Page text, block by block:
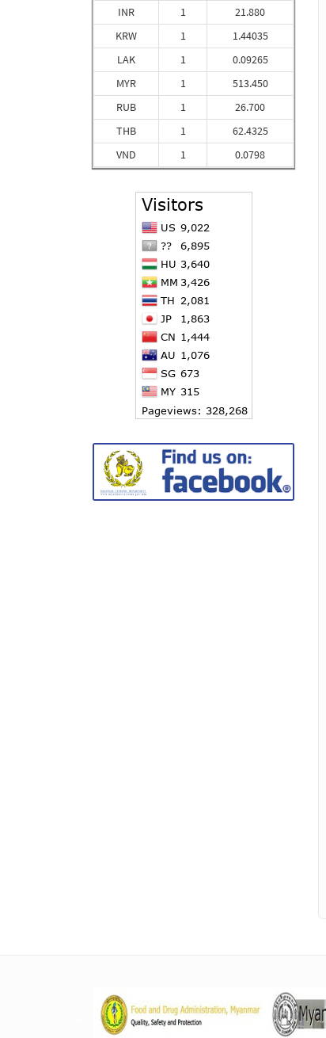
INR
KRW
LAK
MYR
RUB
THB
VND
1
1
1
1
1
1
1
21.880
1.44035
0.09265
513.450
26.700
62.4325
0.0798